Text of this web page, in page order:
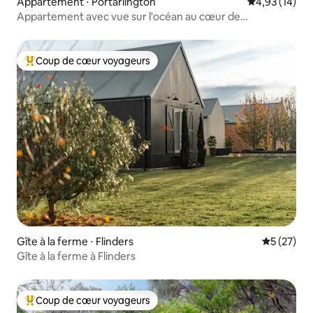
Appartement avec vue sur l'océan au cœur de
Coups de cœur voyageurs les plus appréciés
Coup de cœur voyageurs
Gîte à la ferme ⋅ Flinders
5 (27)
Gîte à la ferme à Flinders
Coups de cœur voyageurs les plus appréciés
Coup de cœur voyageurs